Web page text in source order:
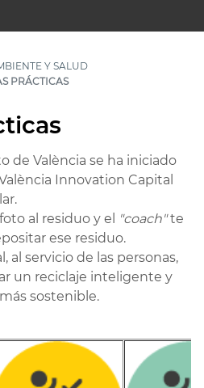
Y SALUD
PRÁCTICAS
de València se ha iniciado
Innovation Capital
al residuo y el
"coach"te
ese residuo.
al servicio de las personas,
un reciclaje inteligente y
sostenible.